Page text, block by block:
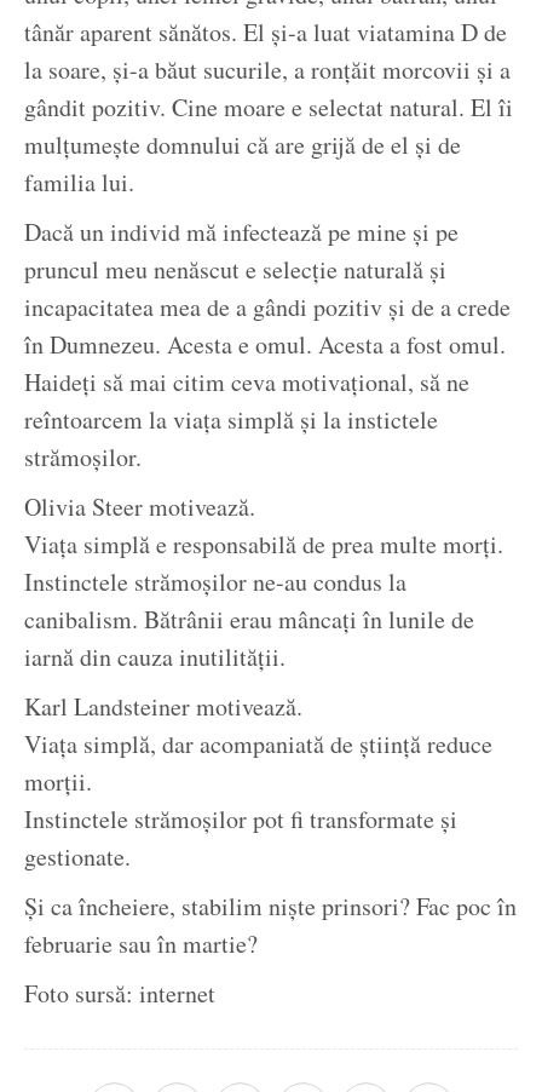
tânăr aparent sănătos. El și-a luat viatamina D de
la soare, și-a băut sucurile, a ronțăit morcovii și a
gândit pozitiv. Cine moare e selectat natural. El îi
mulțumește domnului că are grijă de el și de
familia lui.
Dacă un individ mă infectează pe mine și pe
pruncul meu nenăscut e selecție naturală și
incapacitatea mea de a gândi pozitiv și de a crede
în Dumnezeu. Acesta e omul. Acesta a fost omul.
Haideți să mai citim ceva motivațional, să ne
reîntoarcem la viața simplă și la instictele
strămoșilor.
Olivia Steer motivează.
Viața simplă e responsabilă de prea multe morți.
Instinctele strămoșilor ne-au condus la
canibalism. Bătrânii erau mâncați în lunile de
iarnă din cauza inutilității.
Karl Landsteiner motivează.
Viața simplă, dar acompaniată de știință reduce
morții.
Instinctele strămoșilor pot fi transformate și
gestionate.
Și ca încheiere, stabilim niște prinsori? Fac poc în
februarie sau în martie?
Foto sursă: internet